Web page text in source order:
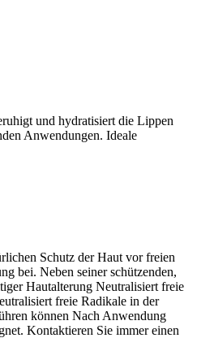
und hydratisiert die Lippen
Anwendungen. Ideale
Schutz der Haut vor freien
bei. Neben seiner schützenden,
Hautalterung Neutralisiert freie
freie Radikale in der
können Nach Anwendung
Kontaktieren Sie immer einen